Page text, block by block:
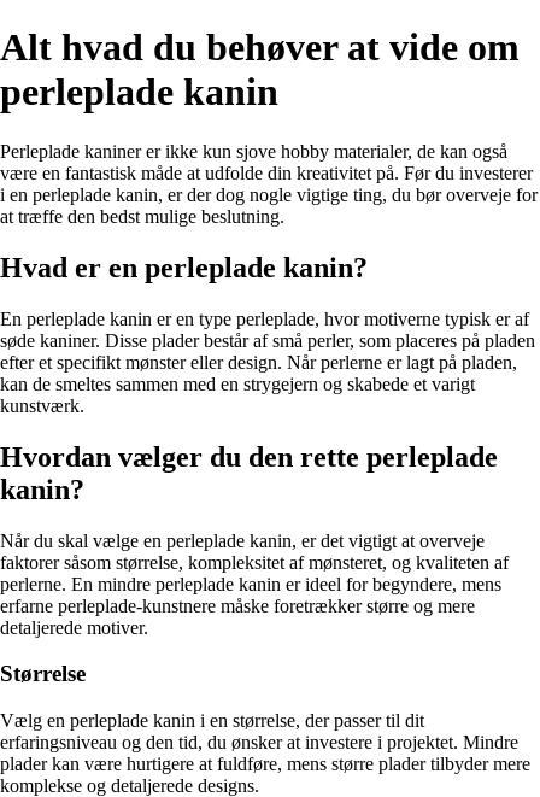
Alt hvad du behøver at vide om
perleplade kanin
Perleplade kaniner er ikke kun sjove hobby materialer, de kan også
være en fantastisk måde at udfolde din kreativitet på. Før du investerer
i en perleplade kanin, er der dog nogle vigtige ting, du bør overveje for
at træffe den bedst mulige beslutning.
Hvad er en perleplade kanin?
En perleplade kanin er en type perleplade, hvor motiverne typisk er af
søde kaniner. Disse plader består af små perler, som placeres på pladen
efter et specifikt mønster eller design. Når perlerne er lagt på pladen,
kan de smeltes sammen med en strygejern og skabede et varigt
kunstværk.
Hvordan vælger du den rette perleplade
kanin?
Når du skal vælge en perleplade kanin, er det vigtigt at overveje
faktorer såsom størrelse, kompleksitet af mønsteret, og kvaliteten af
perlerne. En mindre perleplade kanin er ideel for begyndere, mens
erfarne perleplade-kunstnere måske foretrækker større og mere
detaljerede motiver.
Størrelse
Vælg en perleplade kanin i en størrelse, der passer til dit
erfaringsniveau og den tid, du ønsker at investere i projektet. Mindre
plader kan være hurtigere at fuldføre, mens større plader tilbyder mere
komplekse og detaljerede designs.